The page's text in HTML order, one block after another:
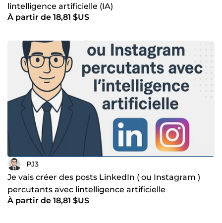
lintelligence artificielle (IA)
À partir de 18,81 $US
PJ3
Je vais créer des posts LinkedIn ( ou Instagram )
percutants avec lintelligence artificielle
À partir de 18,81 $US